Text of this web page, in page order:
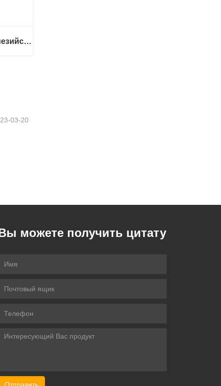
Услуги перевода| Индонезийский с китайского или на китайский
03-20
можете получить цитату
Отправить